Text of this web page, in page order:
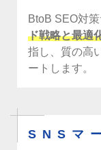
BtoB SEO対策
ド戦略と最適
指し、質の高
ートします。
SNSマ